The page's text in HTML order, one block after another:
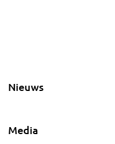
Nieuws
Media